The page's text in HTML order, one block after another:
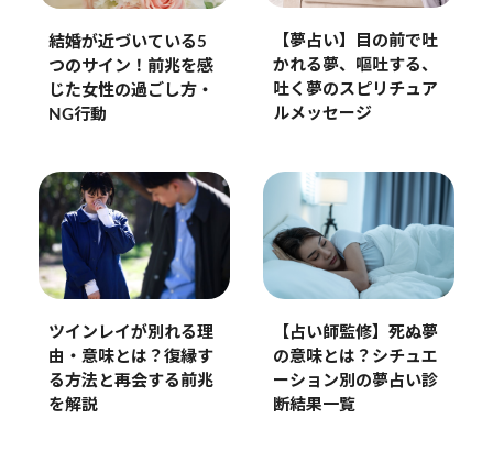
結婚が近づいている5
つのサイン！前兆を感
じた女性の過ごし方・
NG行動
【夢占い】目の前で吐
かれる夢、嘔吐する、
吐く夢のスピリチュア
ルメッセージ
ツインレイが別れる理
由・意味とは？復縁す
る方法と再会する前兆
を解説
【占い師監修】死ぬ夢
の意味とは？シチュエ
ーション別の夢占い診
断結果一覧